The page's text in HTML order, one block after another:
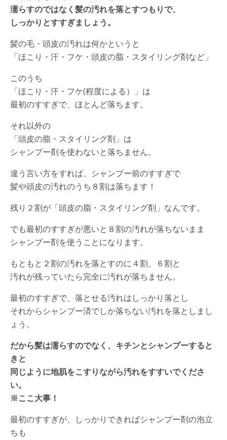
濡らすのではなく髪の汚れを落とすつもりで、
しっかりとすすぎましょう。
髪の毛・頭皮の汚れは何かというと
「ほこり・汗・フケ・頭皮の脂・スタイリング剤など」
このうち
「ほこり・汗・フケ(程度による）」は
最初のすすぎで、ほとんど落ちます。
それ以外の
「頭皮の脂・スタイリング剤」は
シャンプー剤を使わないと落ちません。
違う言い方をすれば、シャンプー前のすすぎで
髪や頭皮の汚れのうち８割は落ちます！
残り２割が「頭皮の脂・スタイリング剤」なんです。
でも最初のすすぎが悪いと８割の汚れが落ちないまま
シャンプー剤を使うことになります。
もともと２割の汚れを落とすのに４割、６割と
汚れが残っていたら完全に汚れが落ちません。
最初のすすぎで、落とせる汚れはしっかり落とし
それからシャンプー済でしか落ちない汚れを落としまし
ょう。
だから髪は濡らすのでなく、キチンとシャンプーすると
きと
同じように地肌をこすりながら汚れをすすいでくださ
い。
※ここ大事！
最初のすすぎが、しっかりできればシャンプー剤の泡立
ちも